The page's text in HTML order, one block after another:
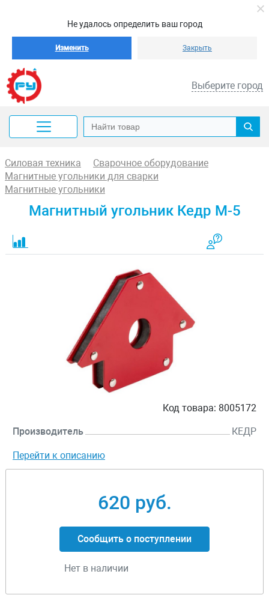
Не удалось определить ваш город
Изменить Закрыть
Выберите город
Силовая техника
Сварочное оборудование
Магнитные угольники для сварки
Магнитные угольники
Магнитный угольник Кедр М-5
Код товара: 8005172
Производитель КЕДР
Перейти к описанию
620 руб.
Сообщить о поступлении
Нет в наличии